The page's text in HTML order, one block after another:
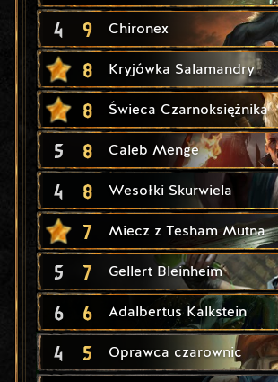
4 9 Chironex
8 Kryjówka Salamandry
8 Świeca Czarnoksiężnika
5 8 Caleb Menge
4 8 Wesołki Skurwiela
7 Miecz z Tesham Mutna
5 7 Gellert Bleinheim
6 6 Adalbertus Kalkstein
4 5 Oprawca czarownic